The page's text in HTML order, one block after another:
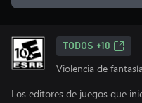
TODOS +10
Violencia de fantasía
Los editores de juegos que